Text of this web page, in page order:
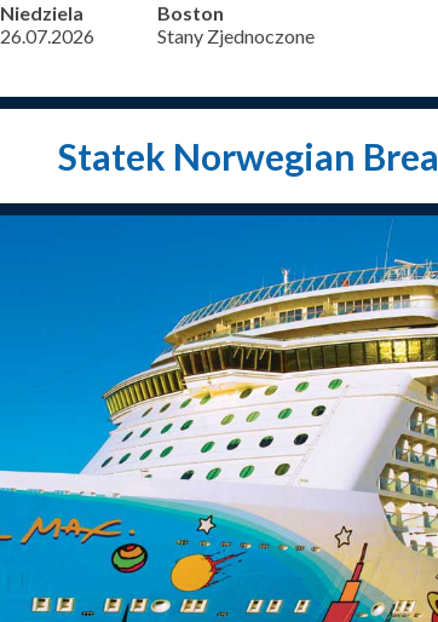
Niedziela
26.07.2026
Boston
Stany Zjednoczone
Statek Norwegian